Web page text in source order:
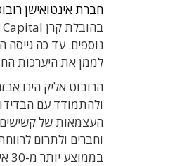
חברת אינטואישן
בהובלת קרן Capital
נוספים. עד כה גייסה
לממן את היערכות
הרובוט אליק הינו
העצמאות של קשישים,
וחברים ולתרום
בממוצע יותר מ-30 אינטראקציות ביום.